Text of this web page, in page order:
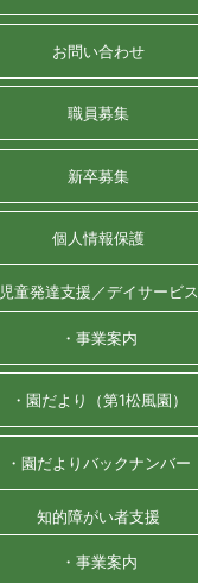
お問い合わせ
職員募集
新卒募集
個人情報保護
児童発達支援／デイサービス
・事業案内
・園だより（第1松風園）
・園だよりバックナンバー
知的障がい者支援
・事業案内